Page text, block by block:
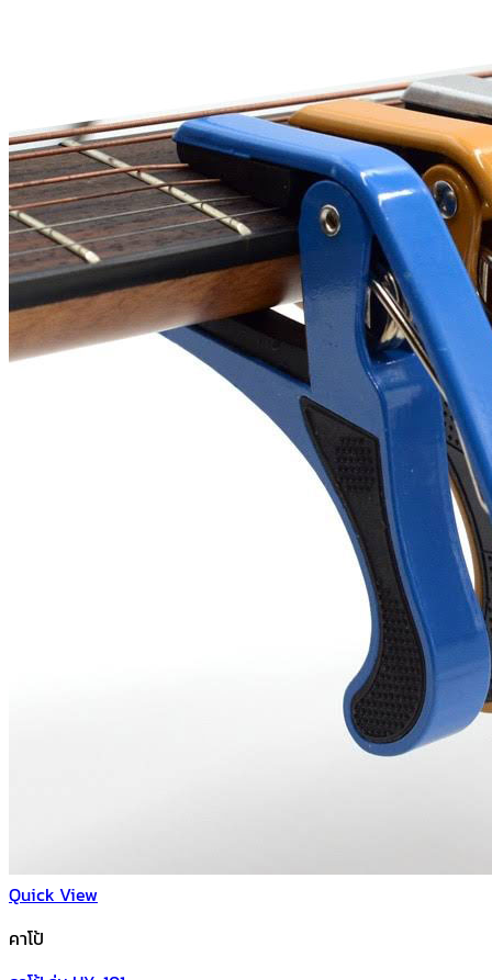
Quick View
คาโป้